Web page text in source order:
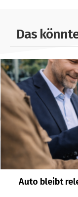
Das
Auto bleibt